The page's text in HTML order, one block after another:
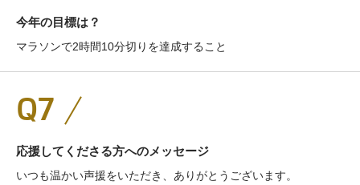
今年の目標は？
マラソンで2時間10分切りを達成すること
Q7
応援してくださる方へのメッセージ
いつも温かい声援をいただき、ありがとうございます。